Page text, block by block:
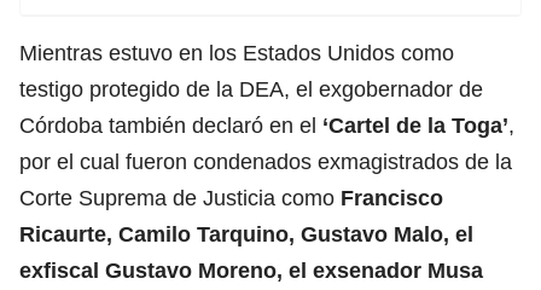
Mientras estuvo en los Estados Unidos como
testigo protegido de la DEA, el exgobernador de
Córdoba también declaró en el ‘Cartel de la Toga’,
por el cual fueron condenados exmagistrados de la
Corte Suprema de Justicia como Francisco
Ricaurte, Camilo Tarquino, Gustavo Malo, el
exfiscal Gustavo Moreno, el exsenador Musa